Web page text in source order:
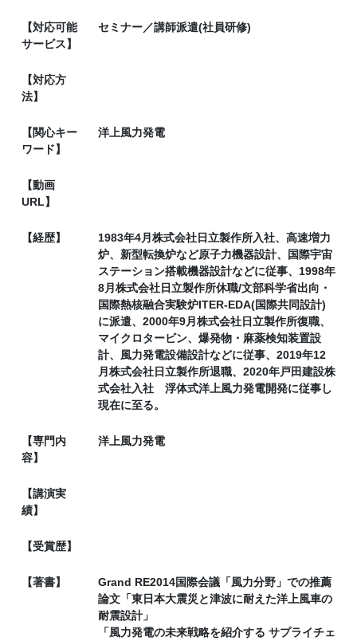
【対応可能
サービス】
セミナー／講師派遣(社員研修)
【対応方
法】
【関心キー
ワード】
洋上風力発電
【動画
URL】
【経歴】
1983年4月株式会社日立製作所入社、高速増力
炉、新型転換炉など原子力機器設計、国際宇宙
ステーション搭載機器設計などに従事、1998年
8月株式会社日立製作所休職/文部科学省出向・
国際熱核融合実験炉ITER-EDA(国際共同設計)
に派遣、2000年9月株式会社日立製作所復職、
マイクロタービン、爆発物・麻薬検知装置設
計、風力発電設備設計などに従事、2019年12
月株式会社日立製作所退職、2020年戸田建設株
式会社入社 浮体式洋上風力発電開発に従事し
現在に至る。
【専門内
容】
洋上風力発電
【講演実
績】
【受賞歴】
【著書】
Grand RE2014国際会議「風力分野」での推薦
論文「東日本大震災と津波に耐えた洋上風車の
耐震設計」
「風力発電の未来戦略を紹介する サプライチェ